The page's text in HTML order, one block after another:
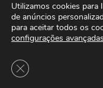
Utilizamos cookies para
de anúncios
para aceitar todos os
configurações avançadas
Close GDPR Cookie